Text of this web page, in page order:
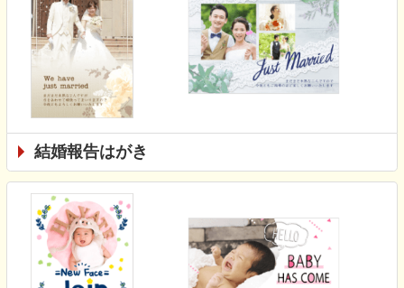
結婚報告はがき